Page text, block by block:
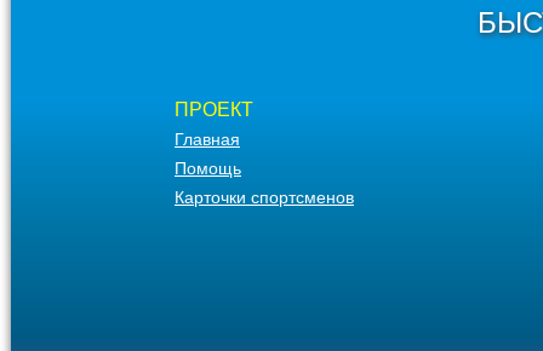
ПРОЕКТ
Главная
Помощь
Карточки спортсменов